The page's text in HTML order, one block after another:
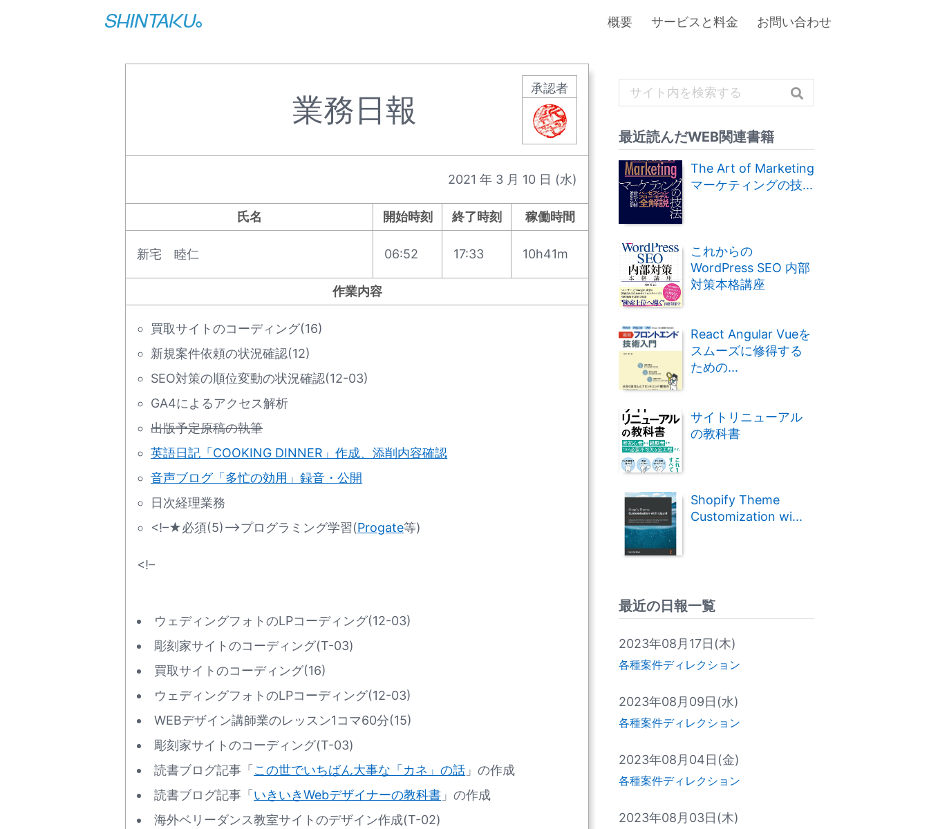
概要 サービスと料金 お問い合わせ
業務日報
承認者
2021 年 3 月 10 日 (水)
氏名 開始時刻 終了時刻 稼働時間
新宅 睦仁 06:52 17:33 10h41m
作業内容
買取サイトのコーディング(16)
新規案件依頼の状況確認(12)
SEO対策の順位変動の状況確認(12-03)
GA4によるアクセス解析
出版予定原稿の執筆
英語日記「COOKING DINNER」作成、添削内容確認
音声ブログ「多忙の効用」録音・公開
日次経理業務
<!–★必須(5)–>プログラミング学習(Progate等)
<!–
ウェディングフォトのLPコーディング(12-03)
彫刻家サイトのコーディング(T-03)
買取サイトのコーディング(16)
ウェディングフォトのLPコーディング(12-03)
WEBデザイン講師業のレッスン1コマ60分(15)
彫刻家サイトのコーディング(T-03)
読書ブログ記事「 この世でいちばん大事な「カネ」の話 」の作成
読書ブログ記事「 いきいきWebデザイナーの教科書 」の作成
海外ベリーダンス教室サイトのデザイン作成(T-02)
最近読んだWEB関連書籍
The Art of Marketing
マーケティングの技...
これからの
WordPress SEO 内部
対策本格講座
React Angular Vueを
スムーズに修得する
ための...
サイトリニューアル
の教科書
Shopify Theme
Customization wi...
最近の日報一覧
2023年08月17日(木)
各種案件ディレクション
2023年08月09日(水)
各種案件ディレクション
2023年08月04日(金)
各種案件ディレクション
2023年08月03日(木)